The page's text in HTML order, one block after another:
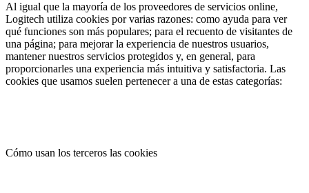
Al igual que la mayoría de los proveedores de servicios online,
Logitech utiliza cookies por varias razones: como ayuda para ver
qué funciones son más populares; para el recuento de visitantes de
una página; para mejorar la experiencia de nuestros usuarios,
mantener nuestros servicios protegidos y, en general, para
proporcionarles una experiencia más intuitiva y satisfactoria. Las
cookies que usamos suelen pertenecer a una de estas categorías:
Cómo usan los terceros las cookies